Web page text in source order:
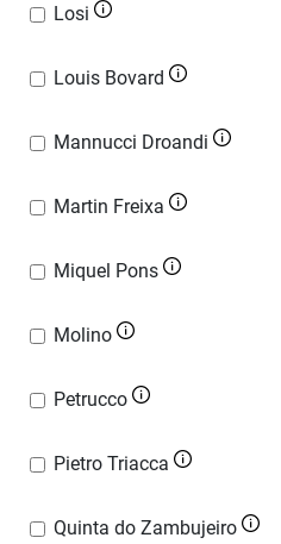
Losi
Louis Bovard
Mannucci Droandi
Martin Freixa
Miquel Pons
Molino
Petrucco
Pietro Triacca
Quinta do Zambujeiro